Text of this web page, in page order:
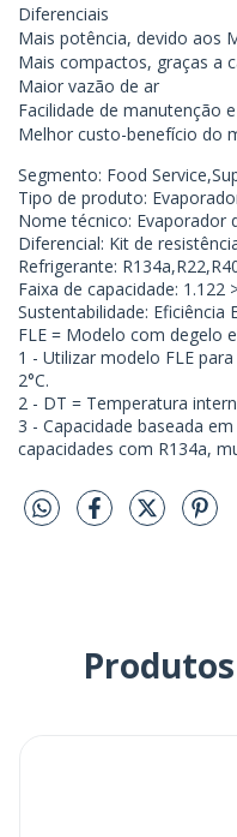
Diferenciais
Mais potência, devido aos
Mais compactos, graças a
Maior vazão de ar
Facilidade de manutenção
Melhor custo-benefício do
Segmento: Food
Tipo de produto:
Nome técnico: Evaporador
Diferencial: Kit de
Refrigerante:
Faixa de capacidade: 1.122
Sustentabilidade: Eficiência
FLE = Modelo com degelo
1 - Utilizar modelo FLE
2°C.
2 - DT = Temperatura
3 - Capacidade baseada
capacidades com R134a,